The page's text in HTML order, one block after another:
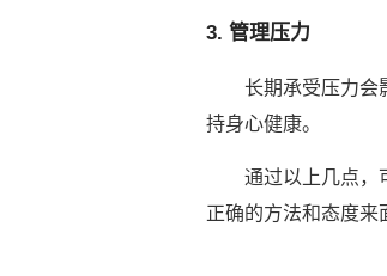
3. 管理压力
长期承受压力会影
持身心健康。
通过以上几点，可
正确的方法和态度来